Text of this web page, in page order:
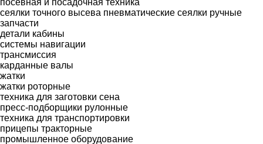
сеялки точного высева пневматические сеялки ручные
запчасти
детали кабины
системы навигации
трансмиссия
карданные валы
жатки
жатки роторные
техника для заготовки сена
пресс-подборщики рулонные
техника для транспортировки
прицепы тракторные
промышленное оборудование